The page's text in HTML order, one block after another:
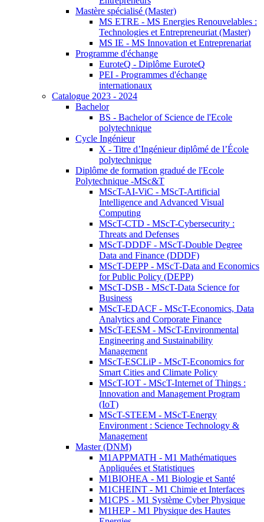
Mastère spécialisé (Master)
MS ETRE - MS Energies Renouvelables :
Technologies et Entrepreneuriat (Master)
MS IE - MS Innovation et Entreprenariat
Programme d'échange
EuroteQ - Diplôme EuroteQ
PEI - Programmes d'échange
internationaux
Catalogue 2023 - 2024
Bachelor
BS - Bachelor of Science de l'Ecole
polytechnique
Cycle Ingénieur
X - Titre d’Ingénieur diplômé de l’École
polytechnique
Diplôme de formation gradué de l'Ecole
Polytechnique -MSc&T
MScT-AI-ViC - MScT-Artificial
Intelligence and Advanced Visual
Computing
MScT-CTD - MScT-Cybersecurity :
Threats and Defenses
MScT-DDDF - MScT-Double Degree
Data and Finance (DDDF)
MScT-DEPP - MScT-Data and Economics
for Public Policy (DEPP)
MScT-DSB - MScT-Data Science for
Business
MScT-EDACF - MScT-Economics, Data
Analytics and Corporate Finance
MScT-EESM - MScT-Environmental
Engineering and Sustainability
Management
MScT-ESCLiP - MScT-Economics for
Smart Cities and Climate Policy
MScT-IOT - MScT-Internet of Things :
Innovation and Management Program
(IoT)
MScT-STEEM - MScT-Energy
Environment : Science Technology &
Management
Master (DNM)
M1APPMATH - M1 Mathématiques
Appliquées et Statistiques
M1BIOHEA - M1 Biologie et Santé
M1CHEINT - M1 Chimie et Interfaces
M1CPS - M1 Système Cyber Physique
M1HEP - M1 Physique des Hautes